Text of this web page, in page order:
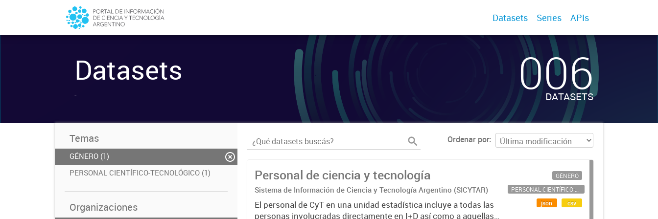
Datasets Series APIs
Datasets
- 006
DATASETS
Temas
GÉNERO (1)
PERSONAL CIENTÍFICO-TECNOLÓGICO (1)
Organizaciones
Ordenar por
Personal de ciencia y tecnología
Sistema de Información de Ciencia y Tecnología Argentino (SICYTAR)
El personal de CyT en una unidad estadística incluye a todas las
personas involucradas directamente en I+D así como a aquellas
GÉNERO
PERSONAL CIENTÍFICO-TECNOLÓGICO
json
csv